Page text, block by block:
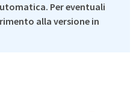
Per eventuali
alla versione in